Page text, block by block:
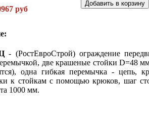
руб
- (РостЕвроСтрой) ограждение
две крашеные стойки D=48
одна гибкая перемычка - цепь,
к стойкам с помощью крюков, шаг
1000 мм.